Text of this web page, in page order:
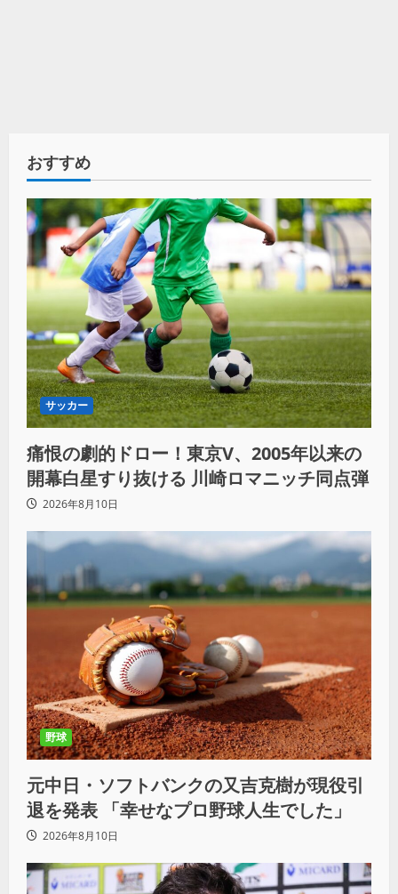
おすすめ
サッカー
痛恨の劇的ドロー！東京V、2005年以来の
開幕白星すり抜ける 川崎ロマニッチ同点弾
2026年8月10日
野球
元中日・ソフトバンクの又吉克樹が現役引
退を発表 「幸せなプロ野球人生でした」
2026年8月10日